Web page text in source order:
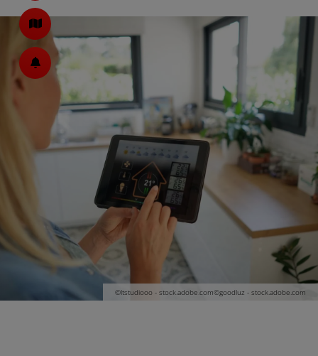
©ltstudiooo - stock.adobe.com©goodluz - stock.adobe.com